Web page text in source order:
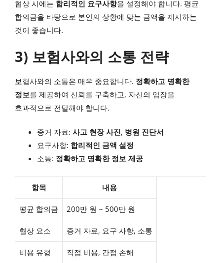
협상 시에는 합리적인 요구사항을 설정해야 합니다. 평균
합의금을 바탕으로 본인의 상황에 맞는 금액을 제시하는
것이 좋습니다.
3) 보험사와의 소통 전략
보험사와의 소통은 매우 중요합니다. 정확하고 명확한
정보를 제공하여 신뢰를 구축하고, 자신의 입장을
효과적으로 전달해야 합니다.
증거 자료: 사고 현장 사진, 병원 진단서
요구사항: 합리적인 금액 설정
소통: 정확하고 명확한 정보 제공
항목 내용
평균 합의금 200만 원 ~ 500만 원
협상 요소 증거 자료, 요구 사항, 소통
비용 유형 직접 비용, 간접 손해